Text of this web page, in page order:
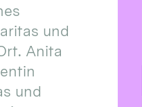
und
Anita
und